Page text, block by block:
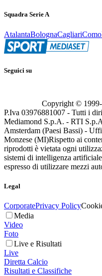
Squadra Serie A
AtalantaBolognaCagliariComo
Seguici su
Copyright © 1999-
P.Iva 03976881007 - Tutti i
Mediamond S.p.A. - RTI
Amsterdam (Paesi Bassi) -
Monzese (MI)Rispetto ai
riprodotti è vietata ogni
sistemi di intelligenza
espresso di utilizzare mezzi
Legal
CorporatePrivacy Policy
Media
Video
Foto
Live e Risultati
Live
Diretta Calcio
Risultati e Classifiche